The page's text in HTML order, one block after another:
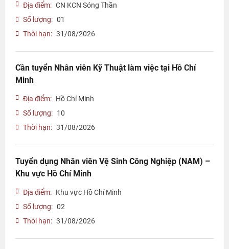
Địa điểm: CN KCN Sóng Thần
Số lượng: 01
Thời hạn: 31/08/2026
Cần tuyển Nhân viên Kỹ Thuật làm việc tại Hồ Chí
Minh
Địa điểm: Hồ Chí Minh
Số lượng: 10
Thời hạn: 31/08/2026
Tuyển dụng Nhân viên Vệ Sinh Công Nghiệp (NAM) –
Khu vực Hồ Chí Minh
Địa điểm: Khu vực Hồ Chí Minh
Số lượng: 02
Thời hạn: 31/08/2026